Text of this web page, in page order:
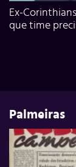
Ex-
que time
Palmeiras